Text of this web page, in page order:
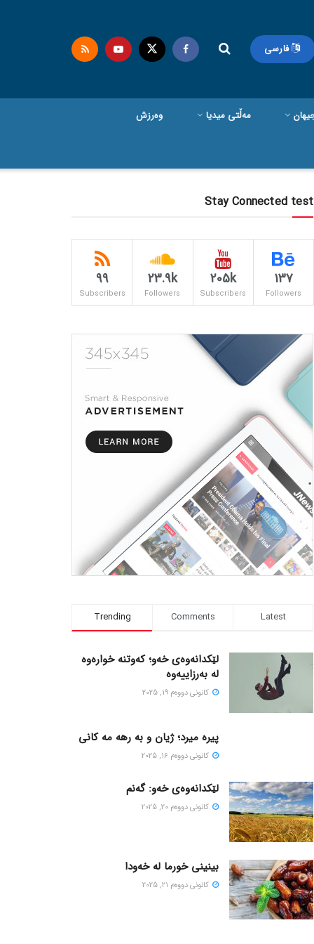
فارسی
مەڵتی میدیا وەرزش
Stay Connected test
137
Followers
205k
Subscribers
23.9k
Followers
99
Subscribers
Trending Comments Latest
لێکدانەوەی خەو؛ کەوتنە خوارەوە
لە بەرزاییەوە
كانونی دووه‌م 19, 2025
پیره میرد؛ ژیان و به رهه مه کانی
كانونی دووه‌م 16, 2025
لێکدانەوەی خەو: گەنم
كانونی دووه‌م 20, 2025
بینینی خورما لە خەودا
كانونی دووه‌م 21, 2025